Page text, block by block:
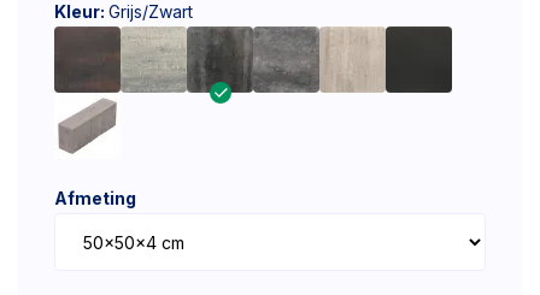
Kleur: Grijs/Zwart
Afmeting